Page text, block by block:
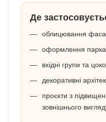
Де
облицювання
оформлення
вхідні групи та
декоративні
проєкти з
зовнішнього